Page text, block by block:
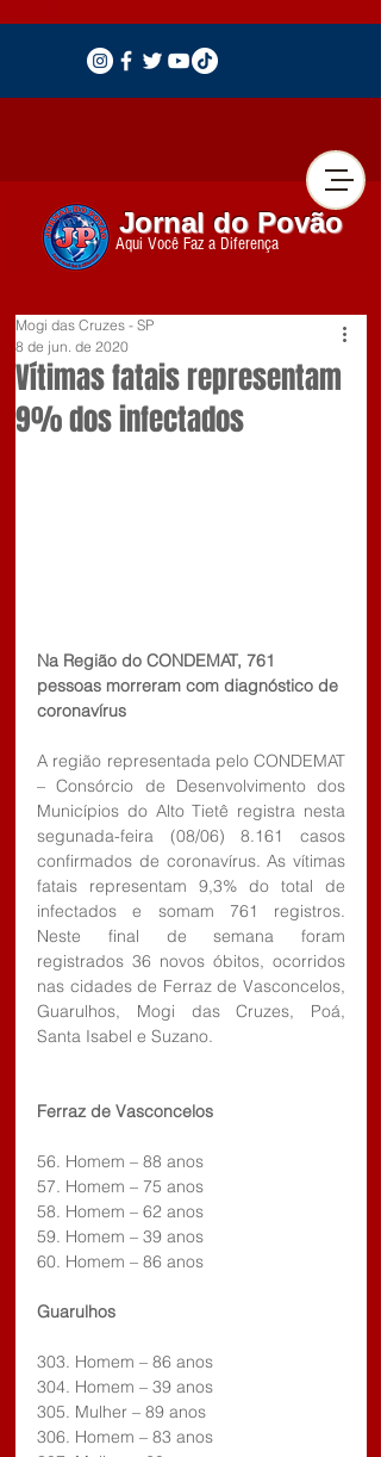
Jornal do Povão
Aqui Você Faz a Diferença
Vítimas fatais representam
9% dos infectados
Mogi das Cruzes - SP
8 de jun. de 2020
Na Região do CONDEMAT, 761
pessoas morreram com diagnóstico de
coronavírus
A região representada pelo CONDEMAT
– Consórcio de Desenvolvimento dos
Municípios do Alto Tietê registra nesta
segunada-feira (08/06) 8.161 casos
confirmados de coronavírus. As vítimas
fatais representam 9,3% do total de
infectados e somam 761 registros.
Neste final de semana foram
registrados 36 novos óbitos, ocorridos
nas cidades de Ferraz de Vasconcelos,
Guarulhos, Mogi das Cruzes, Poá,
Santa Isabel e Suzano.
Ferraz de Vasconcelos
56. Homem – 88 anos
57. Homem – 75 anos
58. Homem – 62 anos
59. Homem – 39 anos
60. Homem – 86 anos
Guarulhos
303. Homem – 86 anos
304. Homem – 39 anos
305. Mulher – 89 anos
306. Homem – 83 anos